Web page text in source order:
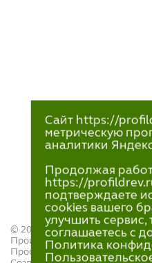
© 2021—2023
Производство и продажа
ПрофильДрев.
Сайт https://
метрическую
аналитики
Продолжая
https://
подтверждаете
cookies вашего
улучшить сервис,
соглашаетесь с
Политика